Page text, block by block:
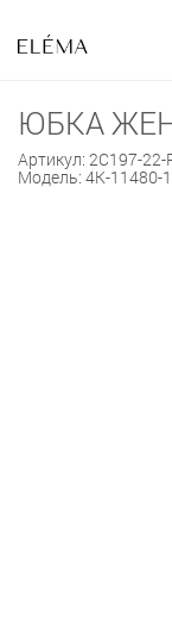
ЮБКА
Артикул: 2С197-22-
Модель: 4К-11480-1